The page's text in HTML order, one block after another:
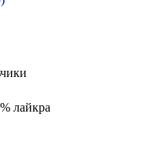
лайкра